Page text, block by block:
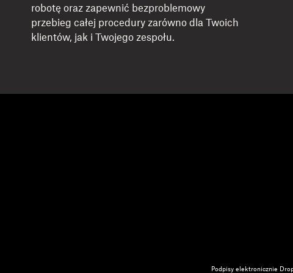
robotę oraz zapewnić bezproblemowy
przebieg całej procedury zarówno dla Twoich
klientów, jak i Twojego zespołu.
Podpisy elektronicznie